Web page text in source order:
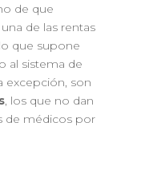
de que
de las rentas
que supone
al sistema de
excepción, son
, los que no dan
de médicos por